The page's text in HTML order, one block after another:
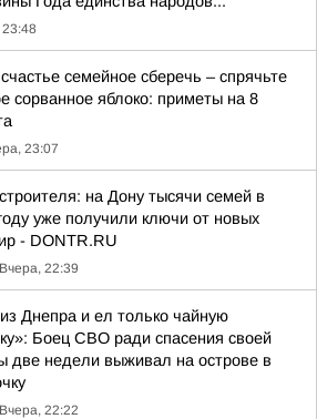
семейное сберечь – спрячьте
сорванное яблоко: приметы на 8
23:07
на Дону тысячи семей в
уже получили ключи от новых
- DONTR.RU
Вчера, 22:39
Днепра и ел только чайную
Боец СВО ради спасения своей
две недели выживал на острове в
Вчера, 22:22